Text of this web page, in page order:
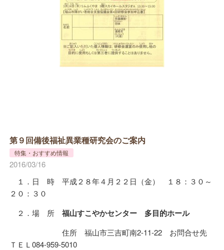
第９回備後福祉異業種研究会のご案内
特集・おすすめ情報
2016/03/16
１．日 時 平成２８年４月２２日（金） １８：３０～
２０：３０
２．場 所 福山すこやかセンター 多目的ホール
住所 福山市三吉町南2-11-22 お問合せ先
ＴＥＬ084-959-5010